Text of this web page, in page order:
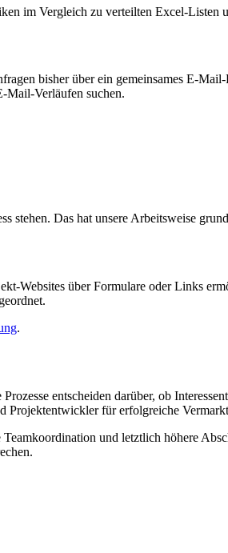
im Vergleich zu verteilten Excel-Listen
bisher über ein gemeinsames E-
Mail-Verläufen suchen.
stehen. Das hat unsere Arbeitsweise
Websites über Formulare oder Links
.
entscheiden darüber, ob
Projektentwickler für erfolgreiche
und letztlich höhere